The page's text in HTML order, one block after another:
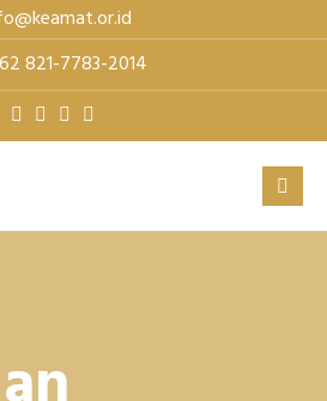
821-7783-2014